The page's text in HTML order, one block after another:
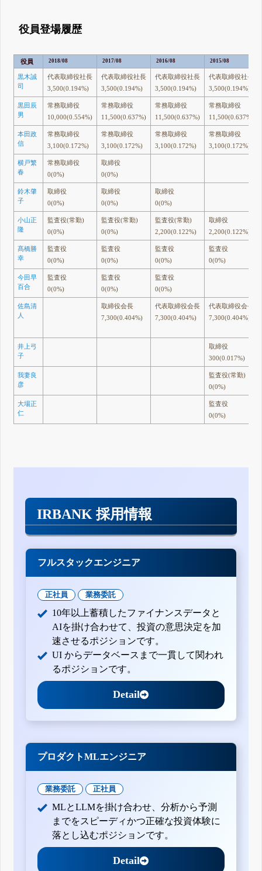
役員登場履歴
役員 2018/08 2017/08 2016/08 2015/08
黒木誠
司
代表取締役社長
3,500(0.194%)
代表取締役社長
3,500(0.194%)
代表取締役社長
3,500(0.194%)
代表取締役社長
3,500(0.194%)
黒田辰
男
常務取締役
10,000(0.554%)
常務取締役
11,500(0.637%)
常務取締役
11,500(0.637%)
常務取締役
11,500(0.637%)
本田政
信
常務取締役
3,100(0.172%)
常務取締役
3,100(0.172%)
常務取締役
3,100(0.172%)
常務取締役
3,100(0.172%)
横戸繁
春
常務取締役
0(0%)
取締役
0(0%)
鈴木肇
子
取締役
0(0%)
取締役
0(0%)
取締役
0(0%)
小山正
隆
監査役(常勤)
0(0%)
監査役(常勤)
0(0%)
監査役(常勤)
2,200(0.122%)
取締役
2,200(0.122%)
髙橋勝
幸
監査役
0(0%)
監査役
0(0%)
監査役
0(0%)
監査役
0(0%)
今田早
百合
監査役
0(0%)
監査役
0(0%)
監査役
0(0%)
佐島清
人
取締役会長
7,300(0.404%)
代表取締役会長
7,300(0.404%)
代表取締役会長
7,300(0.404%)
井上弓
子
取締役
300(0.017%)
我妻良
彦
監査役(常勤)
0(0%)
大場正
仁
監査役
0(0%)
IRBANK 採用情報
フルスタックエンジニア
正社員 業務委託
10年以上蓄積したファイナンスデータと
AIを掛け合わせて、投資の意思決定を加
速させるポジションです。
UI からデータベースまで一貫して関われ
るポジションです。
Detail
プロダクトMLエンジニア
業務委託 正社員
MLとLLMを掛け合わせ、分析から予測
までをスピーディかつ正確な投資体験に
落とし込むポジションです。
Detail